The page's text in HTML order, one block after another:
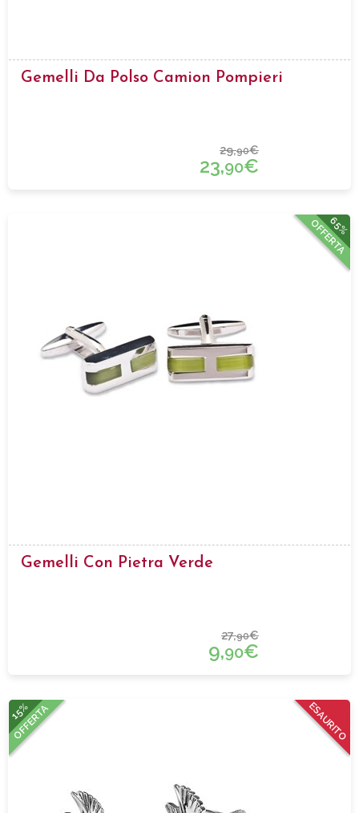
Gemelli Da Polso Camion Pompieri
29,90€
23,90€
65%
OFFERTA
Gemelli Con Pietra Verde
27,90€
9,90€
ESAURITO
15%
OFFERTA